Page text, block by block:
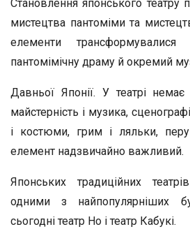
Становлення японського театру
мистецтва пантоміми та
елементи
пантомімічну драму й окремий
Давньої Японії. У театрі немає
майстерність і музика,
і костюми, грим і ляльки,
елемент надзвичайно важливий.
Японських традиційних
одними з найпопулярніших
сьогодні театр Но і театр Кабукі.